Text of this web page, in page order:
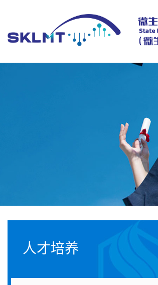
人才培养